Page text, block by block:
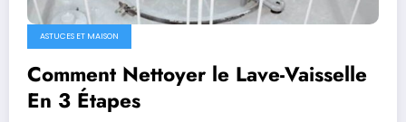
ASTUCES ET MAISON
Comment Nettoyer le Lave-Vaisselle
En 3 Étapes